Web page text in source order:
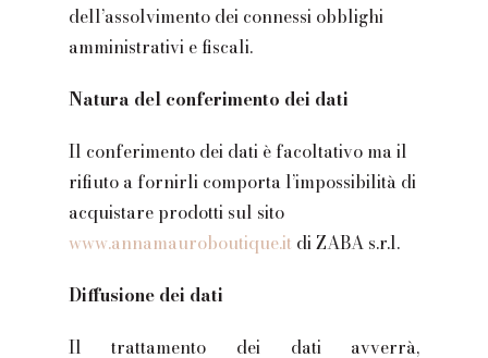
dell’assolvimento dei connessi obblighi
amministrativi e fiscali.
Natura del conferimento dei dati
Il conferimento dei dati è facoltativo ma il
rifiuto a fornirli comporta l’impossibilità di
acquistare prodotti sul sito
www.annamauroboutique.it di ZABA s.r.l.
Diffusione dei dati
Il trattamento dei dati avverrà,